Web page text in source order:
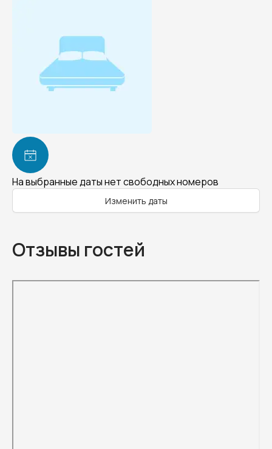
На выбранные даты нет свободных номеров
Изменить даты
Отзывы гостей